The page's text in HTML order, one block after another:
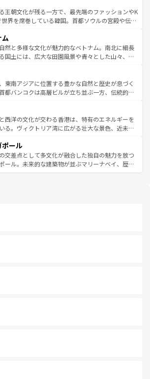
クティビティも充実しており、サーフィンやダイ
ハイキングなど、アウトドア好きにはたまらな
ストラリアの多彩な魅力を存分に味わいつくそ
ほしい。
ひつな山岳地帯である台湾東部など、都市の喧騒
静けさが共存しており、訪れる人に新しい発見と
たらしてくれる。また、奥深い台湾の食文化も魅
いと評判のスイーツなど、バラエティ豊かな料理
が味わえる。 なお、新着の台湾情報は コンテンツ一覧を参
しい。
王朝文化が残る一方で、最先端のファッションやK
界を席巻している韓国。首都ソウルの宮殿や伝統
に足を延ばせば四季折々の自然美を楽しむことが
そして、キムチや焼肉、絶品のストリートフード
まざまな韓国料理が待っている。夜には、韓国な
包まれながら、韓国の多彩な魅力を心ゆくまで味
わってみてほしい。 なお、新着の韓国情報はコンテンツ一
してほしい。
ム
然と多様な文化が魅力的なベトナム。南北に細長
国土には、広大な田園風景や青々とした山々、世
展と共に伝統が息づく。ハノイの古い町並みやホ
市のフランス統治時代の建物も、独特の雰囲気を
ている。また、バラエティの豊かさとおいしさで
ォーやバインミー、ベトナムコーヒーなどは、ぜ
味わいたい。どの地域を訪れてもあたたかい人々
を迎えてくれるので、きっと忘れられない旅にな
ほしい。
東南アジアに位置する豊かな自然と歴史が息づく
都バンコクは高層ビルが立ち並ぶ一方、伝統的な
交差している。北部ではチェンマイなどの山岳地
と触れ合い、南部ではプーケットやクラビの美し
でリゾート気分を楽しむことができる。タイ料理
気候は一年中温暖で、どの季節にも異なる楽しみ
いる。親しみやすいタイの人々、仏教を中心とし
そして多様な観光資源が、訪れる旅人を魅了し続
西洋の文化が交わる香港は、特有のエネルギーを
る。ヴィクトリア湾に広がる壮大な景色、近未来
を訪れても感動するはず。観光スポットが密集し
効率よく見どころを回れるのも魅力。息をのむよ
から文化的な体験まで、香港を存分に楽しみ尽く
ポール
交差点として多文化が融合した独自の魅力を放つ
ール。未来的な建築物が並ぶマリーナベイ、歴史
カーズは地元の風情を楽しめる外せないスポット